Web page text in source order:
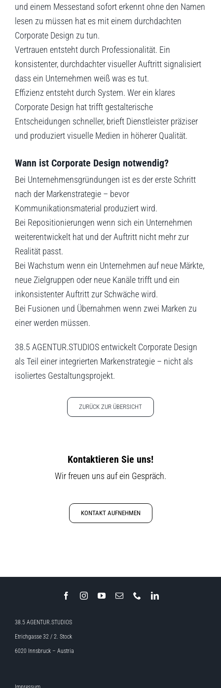
und einem Messestand sofort erkennt ohne den Namen
lesen zu müssen hat es mit einem durchdachten
Corporate Design zu tun.
Vertrauen entsteht durch Professionalität. Ein
konsistenter, durchdachter visueller Auftritt signalisiert
dass ein Unternehmen weiß was es tut.
Effizienz entsteht durch System. Wer ein klares
Corporate Design hat trifft gestalterische
Entscheidungen schneller, brieft Dienstleister präziser
und produziert visuelle Medien in höherer Qualität.
Wann ist Corporate Design notwendig?
Bei Unternehmensgründungen ist es der erste Schritt
nach der Markenstrategie – bevor
Kommunikationsmaterial produziert wird.
Bei Repositionierungen wenn sich ein Unternehmen
weiterentwickelt hat und der Auftritt nicht mehr zur
Realität passt.
Bei Wachstum wenn ein Unternehmen auf neue Märkte,
neue Zielgruppen oder neue Kanäle trifft und ein
inkonsistenter Auftritt zur Schwäche wird.
Bei Fusionen und Übernahmen wenn zwei Marken zu
einer werden müssen.
38.5 AGENTUR.STUDIOS entwickelt Corporate Design
als Teil einer integrierten Markenstrategie – nicht als
isoliertes Gestaltungsprojekt.
ZURÜCK ZUR ÜBERSICHT
Kontaktieren Sie uns!
Wir freuen uns auf ein Gespräch.
KONTAKT AUFNEHMEN
38.5 AGENTUR.STUDIOS
Etrichgasse 32 / 2. Stock
6020 Innsbruck – Austria